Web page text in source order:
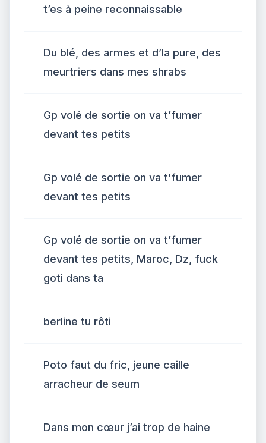
t’es à peine reconnaissable
Du blé, des armes et d’la pure, des
meurtriers dans mes shrabs
Gp volé de sortie on va t’fumer
devant tes petits
Gp volé de sortie on va t’fumer
devant tes petits
Gp volé de sortie on va t’fumer
devant tes petits, Maroc, Dz, fuck
goti dans ta
berline tu rôti
Poto faut du fric, jeune caille
arracheur de seum
Dans mon cœur j’ai trop de haine